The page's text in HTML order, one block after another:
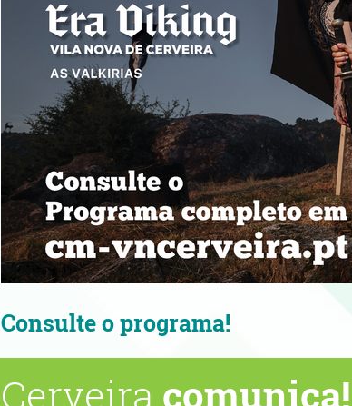
Aproveite as noites quentes de
Cerveira comunica!